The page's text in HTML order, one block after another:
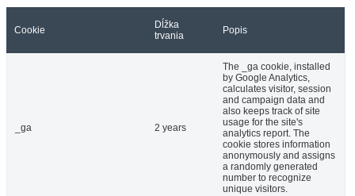
Cookie
Dĺžka
trvania
Popis
_ga 2 years
The _ga cookie, installed
by Google Analytics,
calculates visitor, session
and campaign data and
also keeps track of site
usage for the site's
analytics report. The
cookie stores information
anonymously and assigns
a randomly generated
number to recognize
unique visitors.